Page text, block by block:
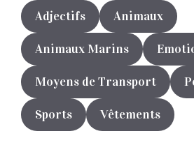
Adjectifs Animaux
Animaux Marins
Moyens de Transport
Sports Vêtements